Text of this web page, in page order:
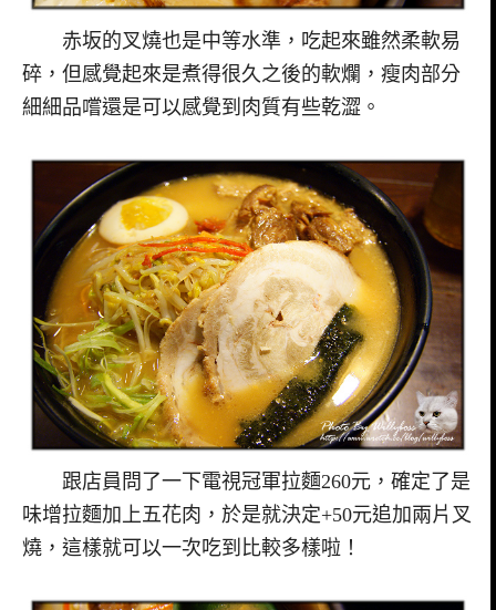
赤坂的叉燒也是中等水準，吃起來雖然柔軟易
碎，但感覺起來是煮得很久之後的軟爛，瘦肉部分
細細品嚐還是可以感覺到肉質有些乾澀。
跟店員問了一下電視冠軍拉麵260元，確定了是
味增拉麵加上五花肉，於是就決定+50元追加兩片叉
燒，這樣就可以一次吃到比較多樣啦！